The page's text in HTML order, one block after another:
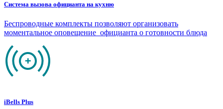
Система вызова официанта на кухню
Беспроводные комплекты позволяют организовать
моментальное оповещение официанта о готовности блюда
iBells Plus